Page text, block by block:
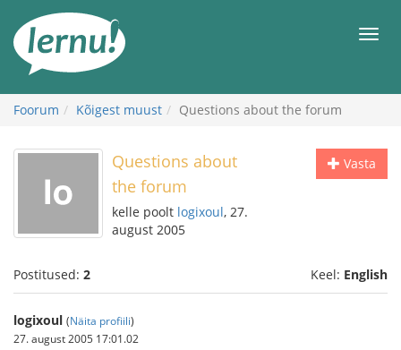
juurde
Foorum Kõigest muust Questions about the forum
Vasta
Questions about
the forum
kelle poolt logixoul, 27.
august 2005
Postitused: 2 Keel: English
logixoul (Näita profiili)
27. august 2005 17:01.02